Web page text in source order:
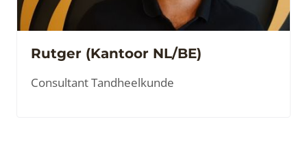
Rutger (Kantoor NL/BE)
Consultant Tandheelkunde